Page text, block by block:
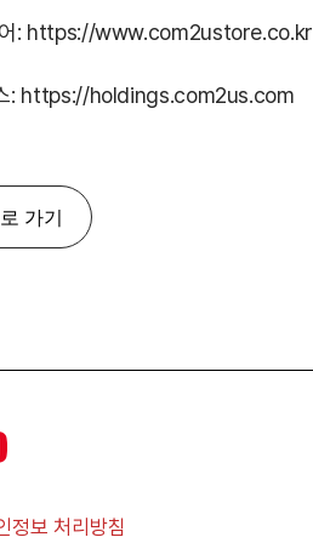
: https://www.com2ustore.co.kr
: https://holdings.com2us.com
가기
정보 처리방침